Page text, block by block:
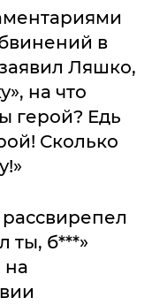
в
Ляшко,
на что
герой? Едь
Сколько
ты, б***»
на